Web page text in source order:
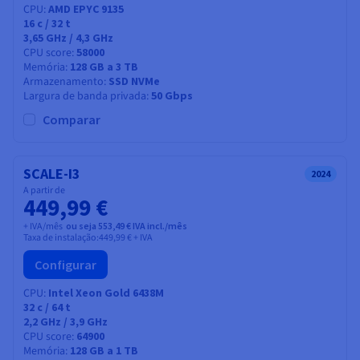
CPU AMD EPYC 9135
16 c / 32 t
3,65 GHz / 4,3 GHz
CPU score 58000
Memória 128 GB a 3 TB
Armazenamento SSD NVMe
Largura de banda privada 50 Gbps
Comparar
SCALE-I3 2024
A partir de
449,99 €
+ IVA/mês ou seja 553,49 € IVA incl./mês
Taxa de instalação:449,99 € + IVA
Configurar
CPU Intel Xeon Gold 6438M
32 c / 64t
2,2 GHz / 3,9 GHz
CPU score 64900
Memória 128 GB a 1 TB